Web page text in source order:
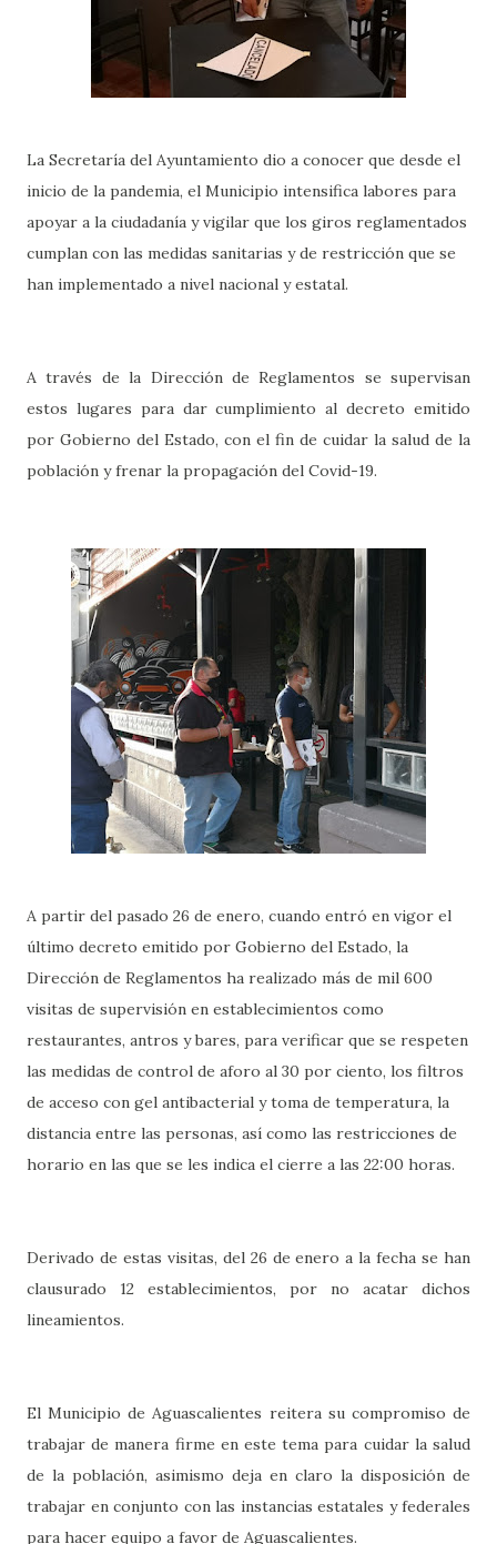
La Secretaría del Ayuntamiento dio a conocer que desde el
inicio de la pandemia, el Municipio intensifica labores para
apoyar a la ciudadanía y vigilar que los giros reglamentados
cumplan con las medidas sanitarias y de restricción que se
han implementado a nivel nacional y estatal.
A través de la Dirección de Reglamentos se supervisan
estos lugares para dar cumplimiento al decreto emitido
por Gobierno del Estado, con el fin de cuidar la salud de la
población y frenar la propagación del Covid-19.
A partir del pasado 26 de enero, cuando entró en vigor el
último decreto emitido por Gobierno del Estado, la
Dirección de Reglamentos ha realizado más de mil 600
visitas de supervisión en establecimientos como
restaurantes, antros y bares, para verificar que se respeten
las medidas de control de aforo al 30 por ciento, los filtros
de acceso con gel antibacterial y toma de temperatura, la
distancia entre las personas, así como las restricciones de
horario en las que se les indica el cierre a las 22:00 horas.
Derivado de estas visitas, del 26 de enero a la fecha se han
clausurado 12 establecimientos, por no acatar dichos
lineamientos.
El Municipio de Aguascalientes reitera su compromiso de
trabajar de manera firme en este tema para cuidar la salud
de la población, asimismo deja en claro la disposición de
trabajar en conjunto con las instancias estatales y federales
para hacer equipo a favor de Aguascalientes.